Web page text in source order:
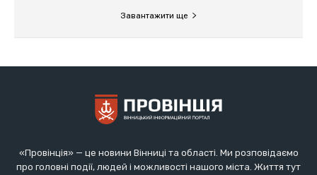
«Провінція» — це новини Вінниці та області. Ми розповідаємо
про головні події, людей і можливості нашого міста. Життя тут